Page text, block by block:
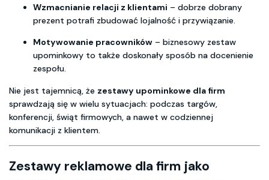
Wzmacnianie relacji z klientami – dobrze dobrany
prezent potrafi zbudować lojalność i przywiązanie.
Motywowanie pracowników – biznesowy zestaw
upominkowy to także doskonały sposób na docenienie
zespołu.
Nie jest tajemnicą, że zestawy upominkowe dla firm
sprawdzają się w wielu sytuacjach: podczas targów,
konferencji, świąt firmowych, a nawet w codziennej
komunikacji z klientem.
Zestawy reklamowe dla firm jako